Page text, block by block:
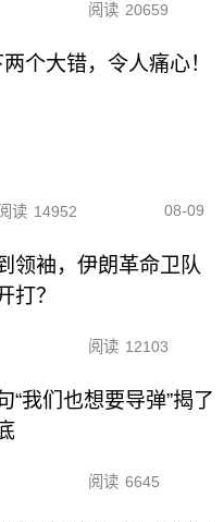
阅读 20659
个大错，令人痛心！
读 14952 08-09
领袖，伊朗革命卫队
打？
阅读 12103
“我们也想要导弹”揭了
阅读 6645